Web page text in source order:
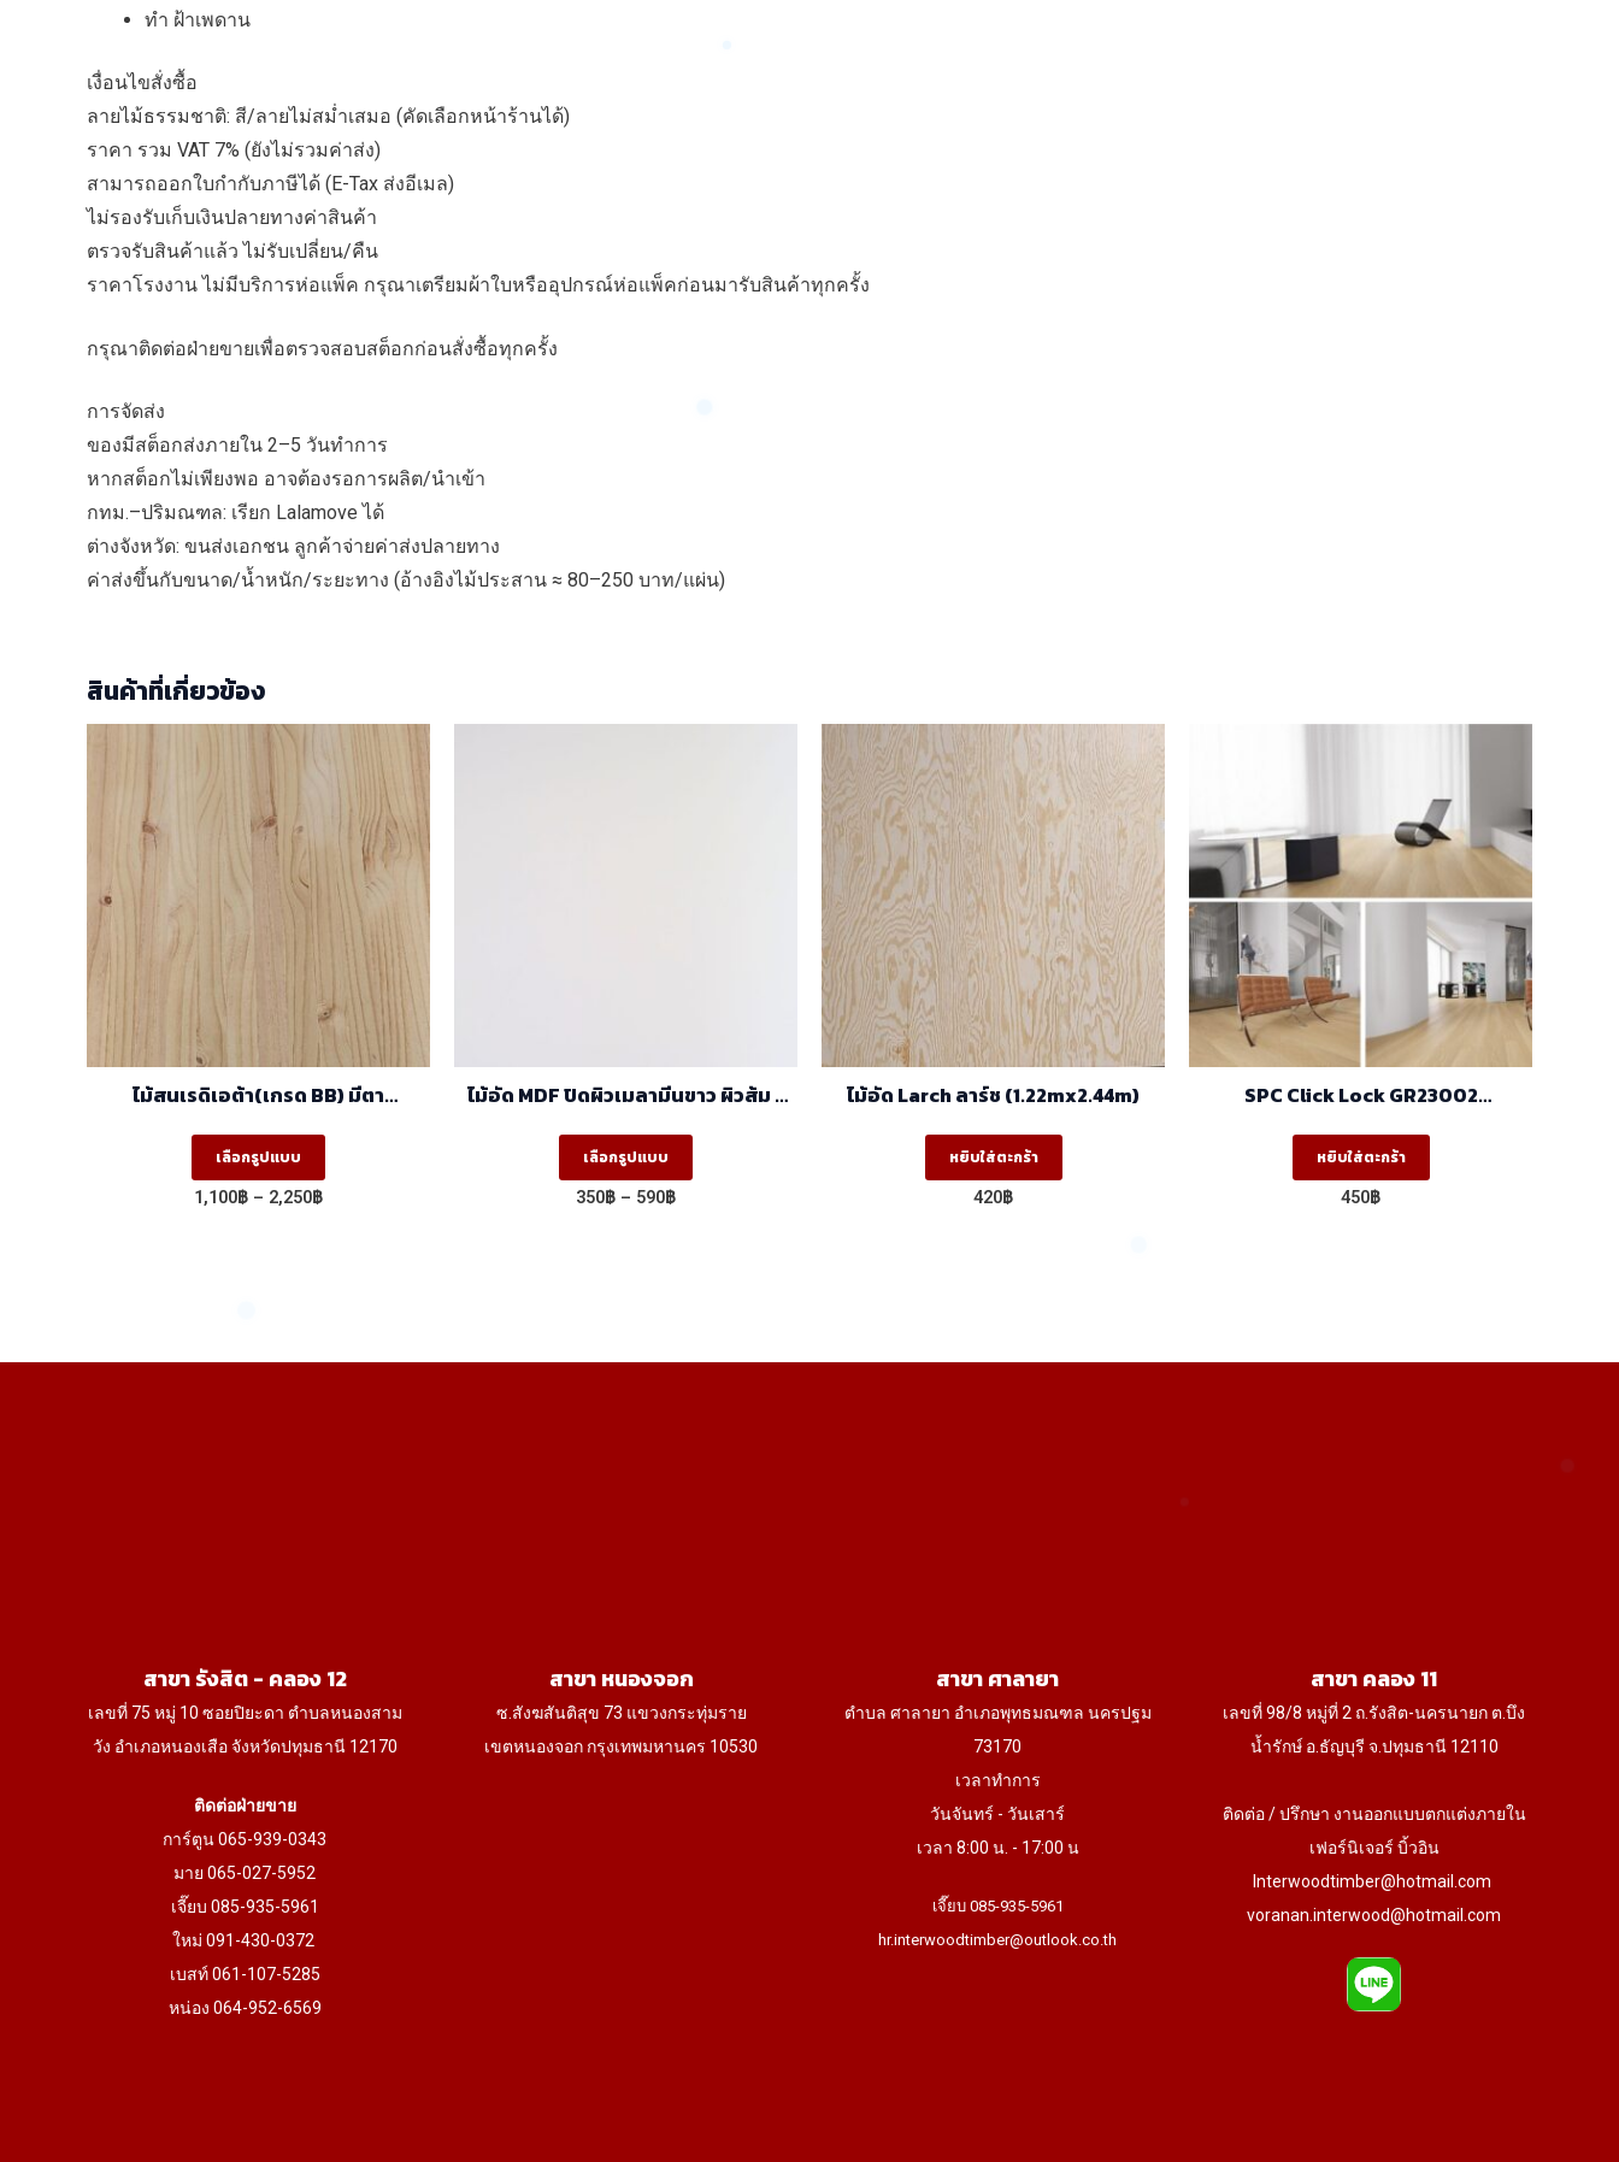
ทำ ฝ้าเพดาน
เงื่อนไขสั่งซื้อ
ลายไม้ธรรมชาติ: สี/ลายไม่สม่ำเสมอ (คัดเลือกหน้าร้านได้)
ราคา รวม VAT 7% (ยังไม่รวมค่าส่ง)
สามารถออกใบกำกับภาษีได้ (E-Tax ส่งอีเมล)
ไม่รองรับเก็บเงินปลายทางค่าสินค้า
ตรวจรับสินค้าแล้ว ไม่รับเปลี่ยน/คืน
ราคาโรงงาน ไม่มีบริการห่อแพ็ค กรุณาเตรียมผ้าใบหรืออุปกรณ์ห่อแพ็คก่อนมารับสินค้าทุกครั้ง
กรุณาติดต่อฝ่ายขายเพื่อตรวจสอบสต็อกก่อนสั่งซื้อทุกครั้ง
การจัดส่ง
ของมีสต็อกส่งภายใน 2–5 วันทำการ
หากสต็อกไม่เพียงพอ อาจต้องรอการผลิต/นำเข้า
กทม.–ปริมณฑล: เรียก Lalamove ได้
ต่างจังหวัด: ขนส่งเอกชน ลูกค้าจ่ายค่าส่งปลายทาง
ค่าส่งขึ้นกับขนาด/น้ำหนัก/ระยะทาง (อ้างอิงไม้ประสาน ≈ 80–250 บาท/แผ่น)
สินค้าที่เกี่ยวข้อง
ไม้สนเรดิเอต้า(เกรด BB) มีตา
เลือกรูปแบบ
This
product
1,100฿ – 2,250฿Price
ไม้อัด MDF ปิดผิวเมลามีนขาว ผิวส้ม 2
เลือกรูปแบบ
This
product
350฿ – 590฿Price
ไม้อัด Larch ลาร์ช (1.22mx2.44m)
หยิบใส่ตะกร้า
420฿
SPC Click Lock GR23002
หยิบใส่ตะกร้า
450฿
สาขา รังสิต - คลอง 12
เลขที่ 75 หมู่ 10 ซอยปิยะดา ตำบลหนองสาม
วัง อำเภอหนองเสือ จังหวัดปทุมธานี 12170
ติดต่อฝ่ายขาย
การ์ตูน 065-939-0343
มาย 065-027-5952
เจี๊ยบ 085-935-5961
ใหม่ 091-430-0372
เบสท์ 061-107-5285
หน่อง 064-952-6569
สาขา หนองจอก
ซ.สังฆสันติสุข 73 แขวงกระทุ่มราย
เขตหนองจอก กรุงเทพมหานคร 10530
สาขา ศาลายา
ตำบล ศาลายา อำเภอพุทธมณฑล นครปฐม
73170
เวลาทำการ
วันจันทร์ - วันเสาร์
เวลา 8:00 น. - 17:00 น
เจี๊ยบ 085-935-5961
hr.interwoodtimber@outlook.co.th
สาขา คลอง 11
เลขที่ 98/8 หมู่ที่ 2 ถ.รังสิต-นครนายก ต.บึง
น้ำรักษ์ อ.ธัญบุรี จ.ปทุมธานี 12110
ติดต่อ / ปรึกษา งานออกแบบตกแต่งภายใน
เฟอร์นิเจอร์ บิ้วอิน
Interwoodtimber@hotmail.com
voranan.interwood@hotmail.com